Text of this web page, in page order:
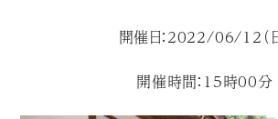
開催日：2022/06/12（日
開催時間：15時00分